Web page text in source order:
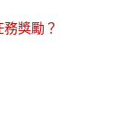
務獎勵？